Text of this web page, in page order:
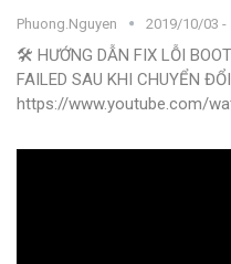
Phuong.nguyen 2019/10/03 -
🛠️ HƯỚNG DẪN FIX LỖI
FAILED SAU KHI CHUYỂN
https://www.youtube.com/